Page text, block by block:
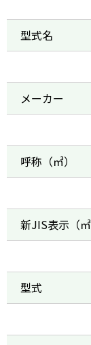
型式名
メーカー
呼称（㎥）
新JIS表示（㎥
型式